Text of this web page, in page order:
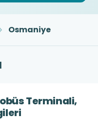
Osmaniye
Terminali,